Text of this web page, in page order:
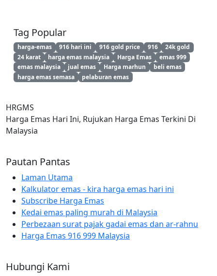
Tag Popular
harga-emas 916 hari ini 916 gold price 916
24k gold
24 karat
harga emas malaysia Harga Emas
emas 999
emas malaysia
jual emas Harga marhun
beli emas
harga emas semasa
pelaburan emas
HRGMS
Harga Emas Hari Ini, Rujukan Harga Emas Terkini Di
Malaysia
Pautan Pantas
Laman Utama
Kalkulator emas - kira harga emas hari ini
Subscribe Harga Emas
Kedai emas paling murah di Malaysia
Perbezaan surat pajak gadai emas dan ar-rahnu
Harga Emas 916 999 Malaysia
Hubungi Kami